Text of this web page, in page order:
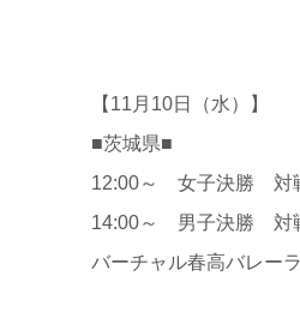
【11月10日（水）】
■茨城県■
12:00～ 女子決勝 対
14:00～ 男子決勝 対
バーチャル春高バレー